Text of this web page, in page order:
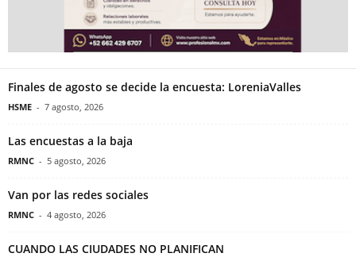
Finales de agosto se decide la encuesta: LoreniaValles
HSME - 7 agosto, 2026
Las encuestas a la baja
RMNC - 5 agosto, 2026
Van por las redes sociales
RMNC - 4 agosto, 2026
CUANDO LAS CIUDADES NO PLANIFICAN